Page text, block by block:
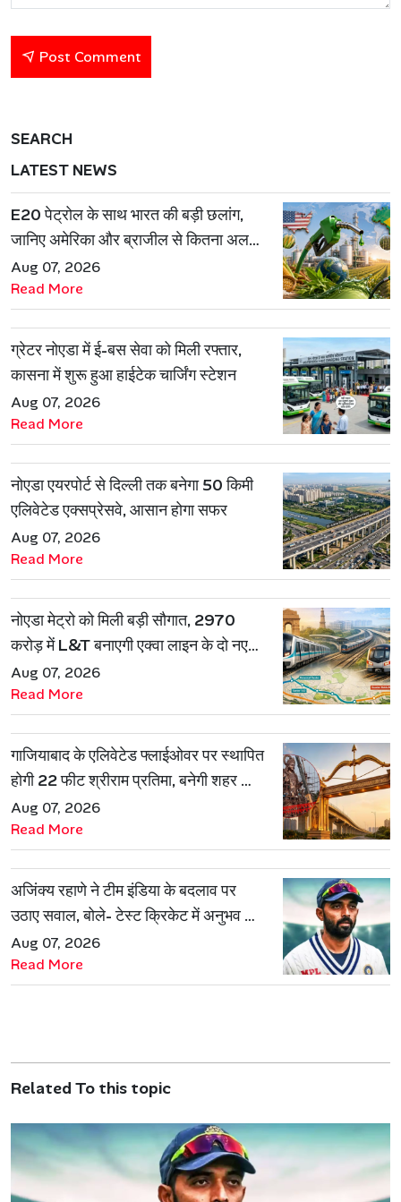
Post Comment
SEARCH
LATEST NEWS
E20 पेट्रोल के साथ भारत की बड़ी छलांग,
जानिए अमेरिका और ब्राजील से कितना अलग
है एथेनॉल मॉडल
Aug 07, 2026
Read More
ग्रेटर नोएडा में ई-बस सेवा को मिली रफ्तार,
कासना में शुरू हुआ हाईटेक चार्जिंग स्टेशन
Aug 07, 2026
Read More
नोएडा एयरपोर्ट से दिल्ली तक बनेगा 50 किमी
एलिवेटेड एक्सप्रेसवे, आसान होगा सफर
Aug 07, 2026
Read More
नोएडा मेट्रो को मिली बड़ी सौगात, 2970
करोड़ में L&T बनाएगी एक्वा लाइन के दो नए
रूट
Aug 07, 2026
Read More
गाजियाबाद के एलिवेटेड फ्लाईओवर पर स्थापित
होगी 22 फीट श्रीराम प्रतिमा, बनेगी शहर की
नई पहचान
Aug 07, 2026
Read More
अजिंक्य रहाणे ने टीम इंडिया के बदलाव पर
उठाए सवाल, बोले- टेस्ट क्रिकेट में अनुभव की
जरूरत हमेशा रहेगी
Aug 07, 2026
Read More
Related To this topic